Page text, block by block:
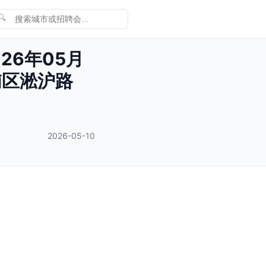
年05月
淞沪路
2026-05-10